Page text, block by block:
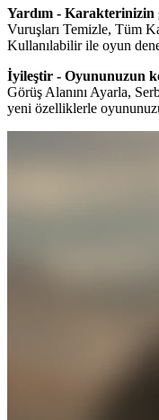
Yardım - Karakterinizin
Vuruşları Temizle, Tüm
Kullanılabilir ile oyun
İyileştir - Oyununuzun
Görüş Alanını Ayarla,
yeni özelliklerle